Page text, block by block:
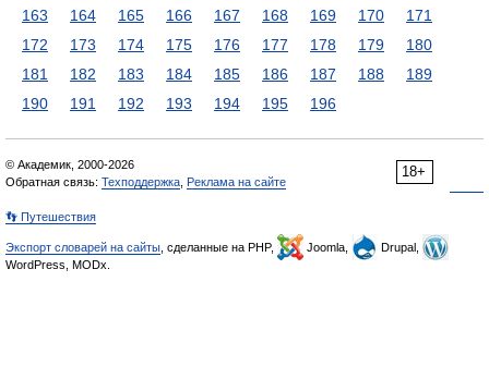
163
164 165 166 167 168 169 170
171
172
173 174 175 176 177 178 179
180
181
182 183 184 185 186 187 188
189
190
191 192 193 194 195 196
18+
© Академик, 2000-2026
Обратная связь: Техподдержка Реклама на сайте
👣 Путешествия
Экспорт словарей на сайты , сделанные на PHP, Joomla,
Drupal,
WordPress, MODx.